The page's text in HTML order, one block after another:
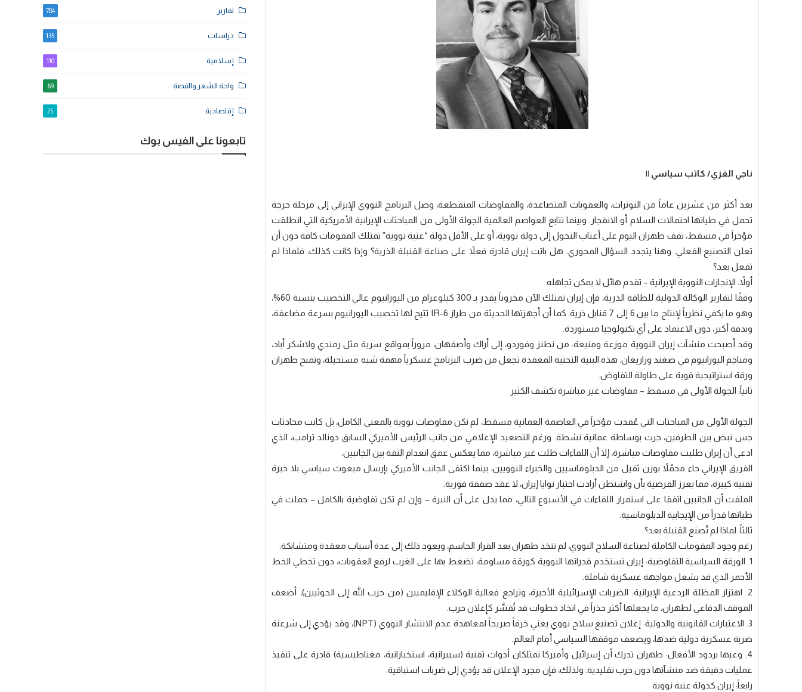
ناجي الغزي/ كاتب سياسي ||
بعد أكثر من عشرين عاماً من التوترات، والعقوبات المتصاعدة، والمفاوضات المتقطعة، وصل البرنامج النووي الإيراني إلى مرحلة حرجة
تحمل في طياتها احتمالات السلام أو الانفجار. وبينما تتابع العواصم العالمية الجولة الأولى من المباحثات الإيرانية الأمريكية التي انطلقت
مؤخراً في مسقط، تقف طهران اليوم على أعتاب التحول إلى دولة نووية، أو على الأقل دولة “عتبة نووية” تمتلك المقومات كافة دون أن
تعلن التصنيع الفعلي. وهنا يتجدد السؤال المحوري: هل باتت إيران قادرة فعلاً على صناعة القنبلة الذرية؟ وإذا كانت كذلك، فلماذا لم
تفعل بعد؟
أولاً: الإنجازات النووية الإيرانية – تقدم هائل لا يمكن تجاهله
وفقًا لتقارير الوكالة الدولية للطاقة الذرية، فإن إيران تمتلك الآن مخزوناً يقدر بـ 300 كيلوغرام من اليورانيوم عالي التخصيب بنسبة 60%،
وهو ما يكفي نظرياً لإنتاج ما بين 6 إلى 7 قنابل ذرية. كما أن أجهزتها الحديثة من طراز IR-6 تتيح لها تخصيب اليورانيوم بسرعة مضاعفة،
وبدقة أكبر، دون الاعتماد على أي تكنولوجيا مستوردة.
وقد أصبحت منشآت إيران النووية موزعة ومنيعة: من نطنز وفوردو، إلى أراك وأصفهان، مروراً بمواقع سرية مثل رمندي ولاشكر أباد،
ومناجم اليورانيوم في صغند وزاريغان. هذه البنية التحتية المعقدة تجعل من ضرب البرنامج عسكرياً مهمة شبه مستحيلة، وتمنح طهران
ورقة استراتيجية قوية على طاولة التفاوض.
ثانياً: الجولة الأولى في مسقط – مفاوضات غير مباشرة تكشف الكثير
الجولة الأولى من المباحثات التي عُقدت مؤخراً في العاصمة العمانية مسقط، لم تكن مفاوضات نووية بالمعنى الكامل، بل كانت محادثات
جس نبض بين الطرفين، جرت بوساطة عمانية نشطة. ورغم التصعيد الإعلامي من جانب الرئيس الأميركي السابق دونالد ترامب، الذي
ادعى أن إيران طلبت مفاوضات مباشرة، إلا أن اللقاءات ظلت غير مباشرة، مما يعكس عمق انعدام الثقة بين الجانبين.
الفريق الإيراني جاء محمّلاً بوزن ثقيل من الدبلوماسيين والخبراء النوويين، بينما اكتفى الجانب الأميركي بإرسال مبعوث سياسي بلا خبرة
تقنية كبيرة، مما يعزز الفرضية بأن واشنطن أرادت اختبار نوايا إيران، لا عقد صفقة فورية.
الملفت أن الجانبين اتفقا على استمرار اللقاءات في الأسبوع التالي، مما يدل على أن النبرة – وإن لم تكن تفاوضية بالكامل – حملت في
طياتها قدراً من الإيجابية الدبلوماسية.
ثالثاً: لماذا لم تُصنع القنبلة بعد؟
رغم وجود المقومات الكاملة لصناعة السلاح النووي، لم تتخذ طهران بعد القرار الحاسم، ويعود ذلك إلى عدة أسباب معقدة ومتشابكة:
1. الورقة السياسية التفاوضية: إيران تستخدم قدراتها النووية كورقة مساومة، تضغط بها على الغرب لرفع العقوبات، دون تخطي الخط
الأحمر الذي قد يشعل مواجهة عسكرية شاملة.
2. اهتزاز المظلة الردعية الإيرانية: الضربات الإسرائيلية الأخيرة، وتراجع فعالية الوكلاء الإقليميين (من حزب الله إلى الحوثيين)، أضعف
الموقف الدفاعي لطهران، ما يجعلها أكثر حذراً في اتخاذ خطوات قد تُفسَّر كإعلان حرب.
3. الاعتبارات القانونية والدولية: إعلان تصنيع سلاح نووي يعني خرقاً صريحاً لمعاهدة عدم الانتشار النووي (NPT)، وقد يؤدي إلى شرعنة
ضربة عسكرية دولية ضدها، ويضعف موقفها السياسي أمام العالم.
4. وعيها بردود الأفعال: طهران تدرك أن إسرائيل وأميركا تمتلكان أدوات تقنية (سيبرانية، استخباراتية، مغناطيسية) قادرة على تنفيذ
عمليات دقيقة ضد منشآتها دون حرب تقليدية. ولذلك، فإن مجرد الإعلان قد يؤدي إلى ضربات استباقية.
رابعاً: إيران كدولة عتبة نووية
تقارير 784
دراسات 135
إسلامية 110
واحة الشعر والقصة 69
إقتصادية 25
تابعونا على الفيس بوك